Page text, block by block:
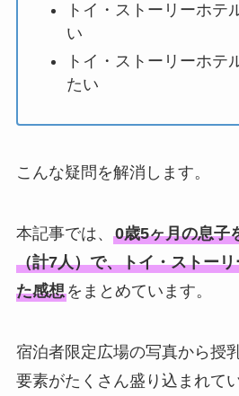
トイ・ストーリーホテ
い
トイ・ストーリーホテ
たい
こんな疑問を解消します。
本記事では、 0歳5ヶ月の息子
（計7人）で、トイ・ストー
た感想をまとめています。
宿泊者限定広場の写真から授
要素がたくさん盛り込まれて